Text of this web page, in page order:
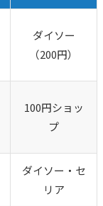
ダイソー
（200円）
100円ショッ
プ
ダイソー・セ
リア